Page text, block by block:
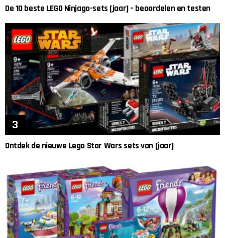
De 10 beste LEGO Ninjago-sets [jaar] – beoordelen en testen
Ontdek de nieuwe Lego Star Wars sets van [jaar]